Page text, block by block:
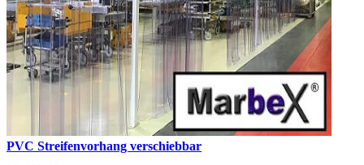
PVC Streifenvorhang verschiebbar